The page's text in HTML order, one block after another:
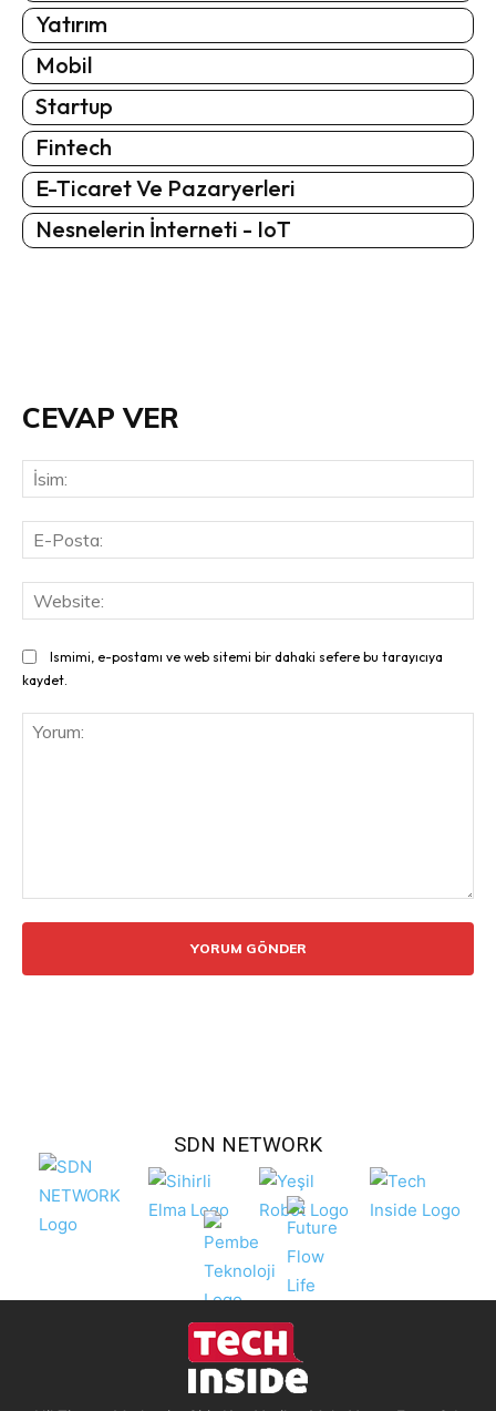
Yatırım
Mobil
Startup
Fintech
E-Ticaret Ve Pazaryerleri
Nesnelerin İnterneti - IoT
CEVAP VER
Ismimi, e-postamı ve web sitemi bir dahaki sefere bu tarayıcıya
kaydet.
SDN NETWORK